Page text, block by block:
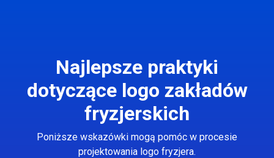
Najlepsze praktyki
dotyczące logo zakładów
fryzjerskich
Poniższe wskazówki mogą pomóc w procesie
projektowania logo fryzjera.